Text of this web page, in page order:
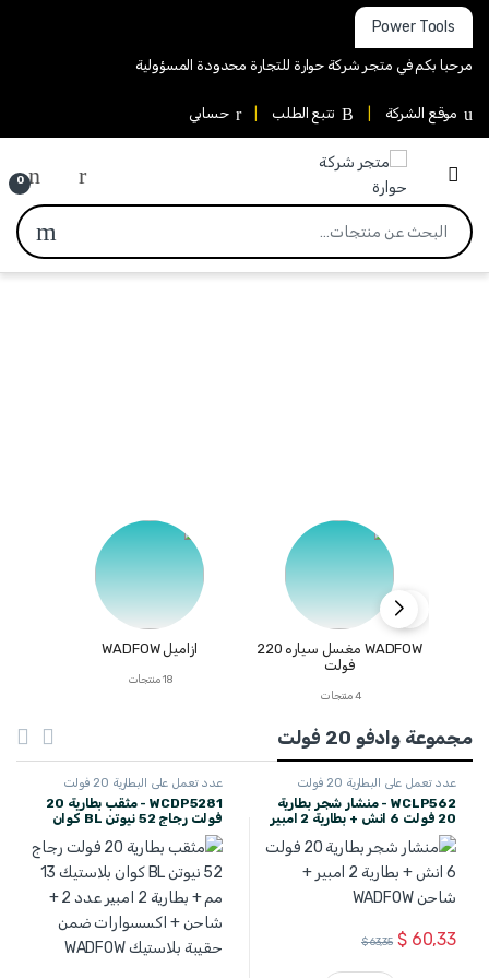
Power Tools
مرحبا بكم في متجر شركة حوارة للتجارة محدودة المسؤولية
موقع الشركة تتبع الطلب حسابي
0
البحث عن:
WADFOW مغسل سياره 220
فولت
4 منتجات
ازاميل WADFOW
18 منتجات
مجموعة وادفو 20 فولت
عدد تعمل على البطارية 20 فولت
WCDP5281 - مثقب بطارية 20
فولت رجاج 52 نيوتن BL كوان
عدد 2 + شاحن + اكسسوارات
ضمن حقيبة بلاستيك WADFOW
عدد تعمل على البطارية 20 فولت
WCLP562 - منشار شجر بطارية
20 فولت 6 انش + بطارية 2 امبير
+ شاحن WADFOW
$60,33
$63,35